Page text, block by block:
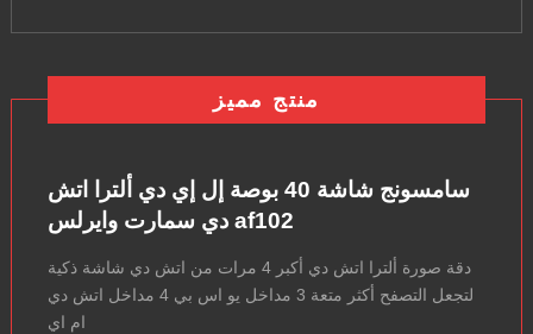
منتج مميز
سامسونج شاشة 40 بوصة إل إي دي ألترا اتش
دي سمارت وايرلس af102
دقة صورة ألترا اتش دي أكبر 4 مرات من اتش دي شاشة ذكية
لتجعل التصفح أكثر متعة 3 مداخل يو اس بي 4 مداخل اتش دي
ام اي